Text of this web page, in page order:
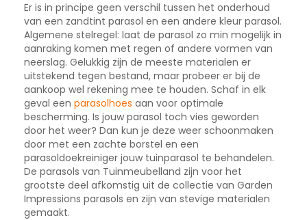
Er is in principe geen verschil tussen het onderhoud
van een zandtint parasol en een andere kleur parasol.
Algemene stelregel: laat de parasol zo min mogelijk in
aanraking komen met regen of andere vormen van
neerslag. Gelukkig zijn de meeste materialen er
uitstekend tegen bestand, maar probeer er bij de
aankoop wel rekening mee te houden. Schaf in elk
geval een parasolhoes aan voor optimale
bescherming. Is jouw parasol toch vies geworden
door het weer? Dan kun je deze weer schoonmaken
door met een zachte borstel en een
parasoldoekreiniger jouw tuinparasol te behandelen.
De parasols van Tuinmeubelland zijn voor het
grootste deel afkomstig uit de collectie van Garden
Impressions parasols en zijn van stevige materialen
gemaakt.